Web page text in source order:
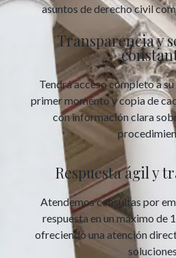
asuntos de derecho civil
Transparencia y
Tendrá acceso completo a
primer momento y copia de
con información clara
Respuesta ágil y
Atendemos consultas por
respuesta en un máximo de
ofreciendo una atención